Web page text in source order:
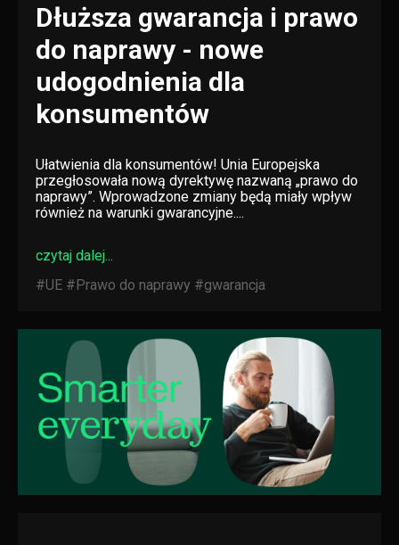
Dłuższa gwarancja i prawo
do naprawy - nowe
udogodnienia dla
konsumentów
Ułatwienia dla konsumentów! Unia Europejska
przegłosowała nową dyrektywę nazwaną „prawo do
naprawy”. Wprowadzone zmiany będą miały wpływ
również na warunki gwarancyjne....
czytaj dalej...
#UE #Prawo do naprawy #gwarancja